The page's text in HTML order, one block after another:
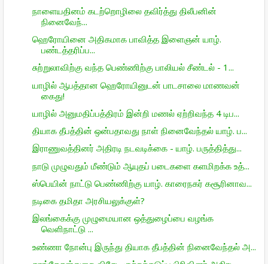
நாளையதினம் கடற்றொழிலை தவிர்த்து திலீபனின்
நினைவேந்...
ஹெரோயினை அதிகமாக பாவித்த இளைஞன் யாழ்.
பண்டத்தரிப்ப...
சுற்றுலாவிற்கு வந்த பெண்ணிற்கு பாலியல் சீண்டல் - 1...
யாழில் ஆபத்தான ஹெரோயினுடன் பாடசாலை மாணவன்
கைது!
யாழில் அனுமதிப்பத்திரம் இன்றி மணல் ஏற்றிவந்த 4 டிப...
தியாக தீபத்தின் ஒன்பதாவது நாள் நினைவேந்தல் யாழ். ப...
இராணுவத்தினர் அதிரடி நடவடிக்கை - யாழ். பருத்தித்து...
நாடு முழுவதும் மீண்டும் ஆயுதப் படைகளை களமிறக்க உத்...
ஸ்பெயின் நாட்டு பெண்ணிற்கு யாழ். காரைநகர் கசூரினாவ...
நடிகை தமிதா அரசியலுக்குள்?
இலங்கைக்கு முழுமையான ஒத்துழைப்பை வழங்க
வெளிநாட்டு ...
உண்ணா நோன்பு இருந்து தியாக தீபத்தின் நினைவேந்தல் அ...